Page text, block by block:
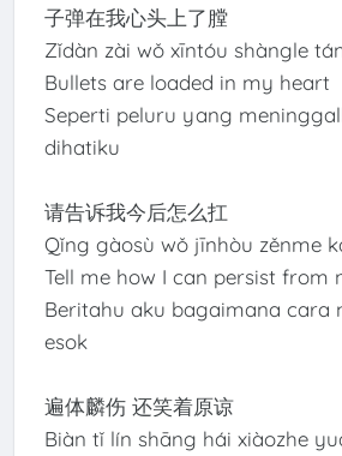
子弹在我心头上了膛
Zǐdàn zài wǒ xīntóu shàngle
Bullets are loaded in my heart
Seperti peluru yang
dihatiku
请告诉我今后怎么扛
Qǐng gàosù wǒ jīnhòu zěnme
Tell me how I can persist from
Beritahu aku bagaimana cara
esok
遍体麟伤 还笑着原谅
Biàn tǐ lín shāng hái xiàozhe